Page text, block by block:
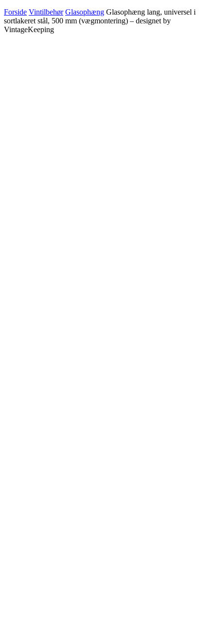
Forside Vintilbehør Glasophæng Glasophæng lang, universel i
sortlakeret stål, 500 mm (vægmontering) – designet by
VintageKeeping